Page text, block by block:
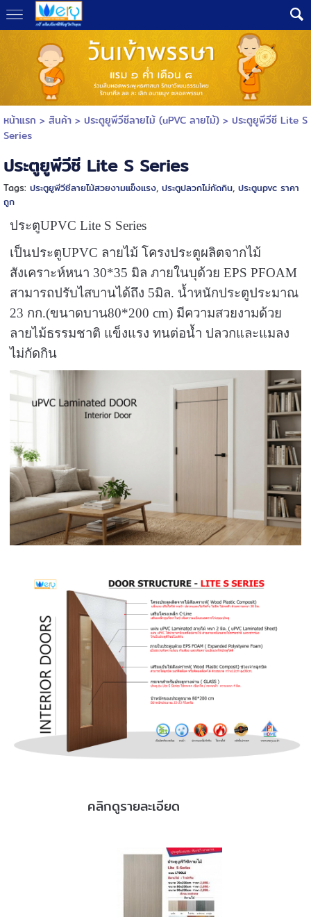
หน้าแรก > สินค้า > ประตูยูพีวีซีลายไม้ (uPVC ลายไม้)> ประตูยูพีวีซี Lite S
Series
ประตูยูพีวีซี Lite S Series
Tags: ประตูยูพีวีซีลายไม้สวยงามแข็งแรง, ประตูปลวกไม่กัดกิน, ประตูupvc ราคา
ถูก
ประตูUPVC Lite S Series
เป็นประตูUPVC ลายไม้ โครงประตูผลิตจากไม้
สังเคราะห์หนา 30*35 มิล ภายในบุด้วย EPS PFOAM
สามารถปรับไสบานได้ถึง 5มิล. น้ำหนักประตูประมาณ
23 กก.(ขนาดบาน80*200 cm) มีความสวยงามด้วย
ลายไม้ธรรมชาติ แข็งแรง ทนต่อน้ำ ปลวกและแมลง
ไม่กัดกิน
คลิกดูรายละเอียด